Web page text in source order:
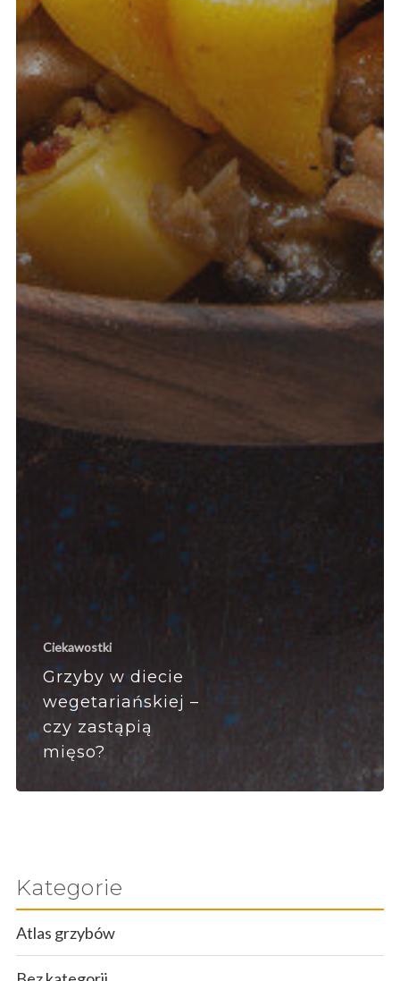
Ciekawostki
Grzyby w diecie
wegetariańskiej –
czy zastąpią
mięso?
Kategorie
Atlas grzybów